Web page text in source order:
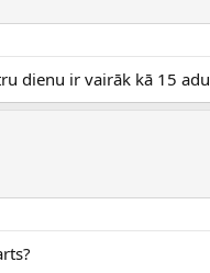
dienu ir vairāk kā 15 adu